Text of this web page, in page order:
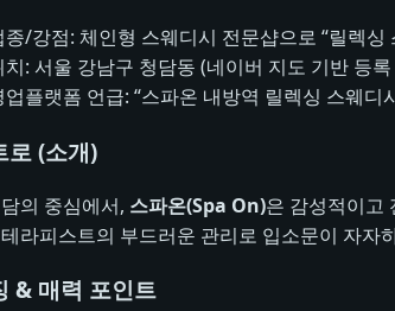
종/강점: 체인형 스웨디시 전문샵으로 “릴렉
치: 서울 강남구 청담동 (네이버 지도 기반 등
업플랫폼 언급: “스파온 내방역 릴렉싱 스웨디
로 (소개)
의 중심에서, 스파온(Spa On)은 감성적이고
라피스트의 부드러운 관리로 입소문이 자
& 매력 포인트